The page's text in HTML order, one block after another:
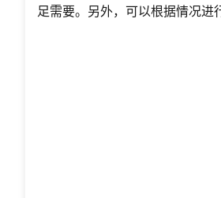
足需要。另外，可以根据情况进